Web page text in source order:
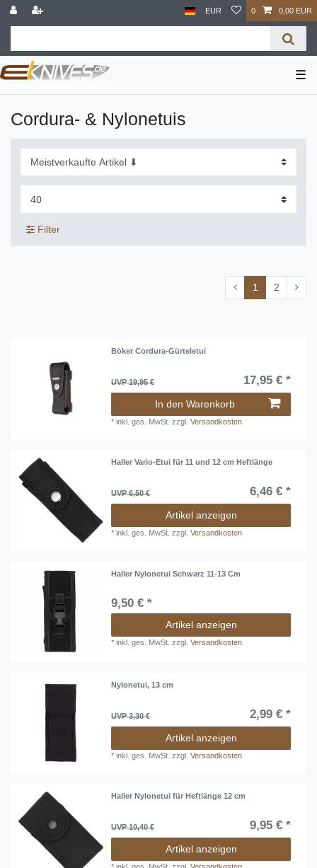
EUR 0 0,00 EUR
☰
Cordura- & Nylonetuis
Filter
1 2
Böker Cordura-Gürteletui
UVP 19,95 € 17,95 € *
In den Warenkorb
*inkl. ges. MwSt. zzgl.Versandkosten
Haller Vario-Etui für 11 und 12 cm Heftlänge
UVP 6,50 € 6,46 € *
Artikel anzeigen
*inkl. ges. MwSt. zzgl.Versandkosten
Haller Nylonetui Schwarz 11-13 Cm
9,50 € *
Artikel anzeigen
*inkl. ges. MwSt. zzgl.Versandkosten
Nylonetui, 13 cm
UVP 3,30 € 2,99 € *
Artikel anzeigen
*inkl. ges. MwSt. zzgl.Versandkosten
Haller Nylonetui für Heftlänge 12 cm
UVP 10,40 € 9,95 € *
Artikel anzeigen